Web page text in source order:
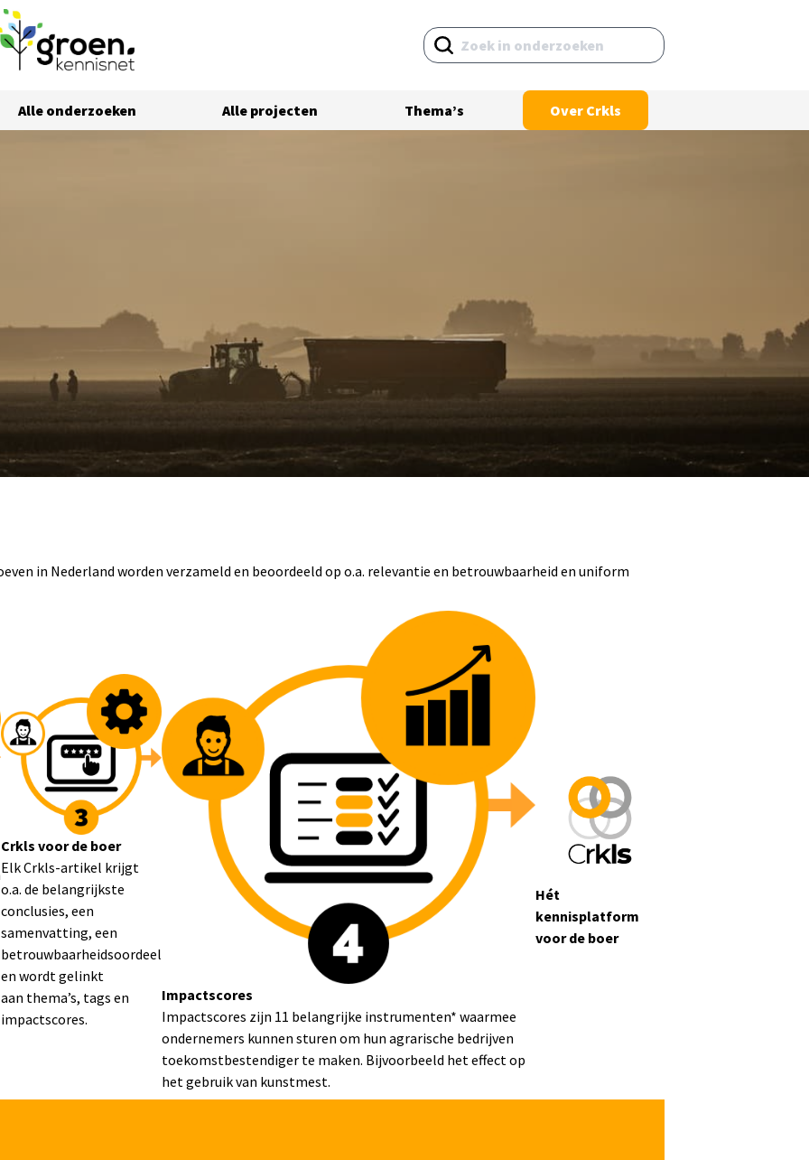
Alle onderzoeken Alle projecten Thema’s Over Crkls
in Nederland worden verzameld en beoordeeld op o.a. relevantie en betrouwbaarheid en uniform
Crkls voor de boer
Elk Crkls-artikel krijgt
o.a. de belangrijkste
conclusies, een
samenvatting, een
betrouwbaarheidsoordeel
en wordt gelinkt
aan thema’s, tags en
impactscores.
Impactscores
Impactscores zijn 11 belangrijke instrumenten* waarmee
ondernemers kunnen sturen om hun agrarische bedrijven
toekomstbestendiger te maken. Bijvoorbeeld het effect op
het gebruik van kunstmest.
Hét
kennisplatform
voor de boer